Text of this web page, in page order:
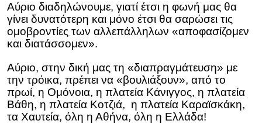
Αύριο διαδηλώνουμε, γιατί έτσι η φωνή μας θα
γίνει δυνατότερη και μόνο έτσι θα σαρώσει τις
ομοβροντίες των αλλεπάλληλων «αποφασίζομεν
και διατάσσομεν».
Αύριο, στην δική μας τη «διαπραγμάτευση» με
την τρόικα, πρέπει να «βουλιάξουν», από το
πρωί, η Ομόνοια, η πλατεία Κάνιγγος, η πλατεία
Βάθη, η πλατεία Κοτζιά, η πλατεία Καραϊσκάκη,
τα Χαυτεία, όλη η Αθήνα, όλη η Ελλάδα!